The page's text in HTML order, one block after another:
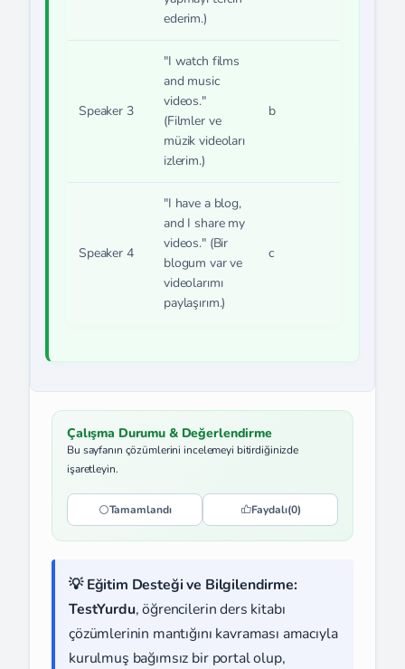
ederim.)
Speaker 3
"I watch films
and music
videos."
(Filmler ve
müzik videoları
izlerim.)
b
Speaker 4
"I have a blog,
and I share my
videos." (Bir
blogum var ve
videolarımı
paylaşırım.)
c
Çalışma Durumu & Değerlendirme
Bu sayfanın çözümlerini incelemeyi bitirdiğinizde
işaretleyin.
Tamamlandı Faydalı(0)
💡 Eğitim Desteği ve Bilgilendirme:
TestYurdu, öğrencilerin ders kitabı
çözümlerinin mantığını kavraması amacıyla
kurulmuş bağımsız bir portal olup,